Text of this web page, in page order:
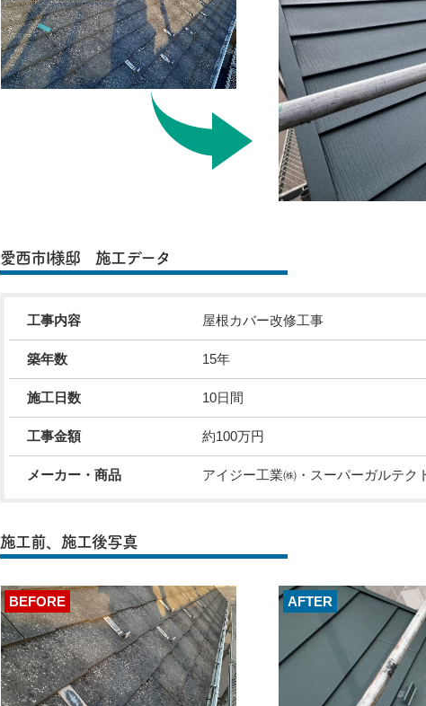
愛西市I様邸 施工データ
工事内容 屋根カバー改修工事
築年数 15年
施工日数 10日間
工事金額 約100万円
メーカー・商品 アイジー工業㈱・スーパーガルテク
施工前、施工後写真
BEFORE AFTER